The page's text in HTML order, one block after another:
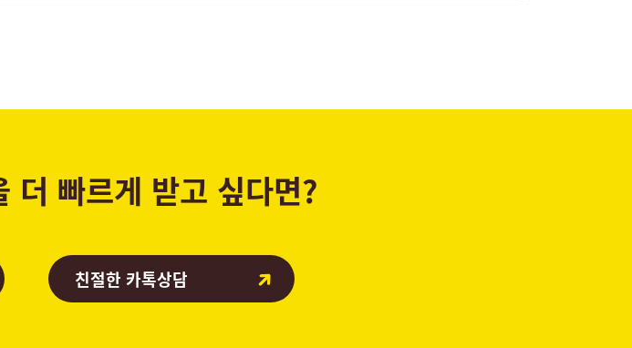
빠르게 받고 싶다면?
친절한 카톡상담